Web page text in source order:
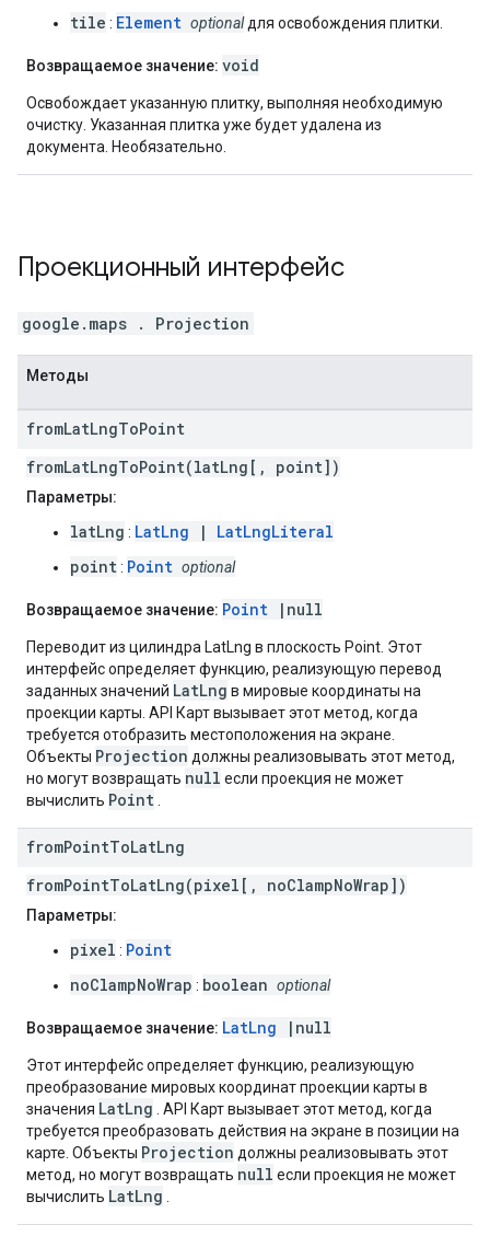
tile : Element optionalдля освобождения плитки.
Возвращаемое значение: void
Освобождает указанную плитку, выполняя необходимую
очистку. Указанная плитка уже будет удалена из
документа. Необязательно.
Проекционный интерфейс
google.maps . Projection
Методы
fromLatLngToPoint
fromLatLngToPoint(latLng[, point])
Параметры:
latLng : LatLng | LatLngLiteral
point: Point optional
Возвращаемое значение: Point |null
Переводит из цилиндра LatLng в плоскость Point. Этот
интерфейс определяет функцию, реализующую перевод
заданных значений LatLng в мировые координаты на
проекции карты. API Карт вызывает этот метод, когда
требуется отобразить местоположения на экране.
Объекты Projection должны реализовывать этот метод,
но могут возвращать null если проекция не может
вычислить Point
fromPointToLatLng
fromPointToLatLng(pixel[, noClampNoWrap])
Параметры:
pixel : Point
noClampNoWrap : boolean optional
Возвращаемое значение: LatLng |null
Этот интерфейс определяет функцию, реализующую
преобразование мировых координат проекции карты в
значения LatLng . API Карт вызывает этот метод, когда
требуется преобразовать действия на экране в позиции на
карте. Объекты Projection должны реализовывать этот
метод, но могут возвращать null если проекция не может
вычислить LatLng